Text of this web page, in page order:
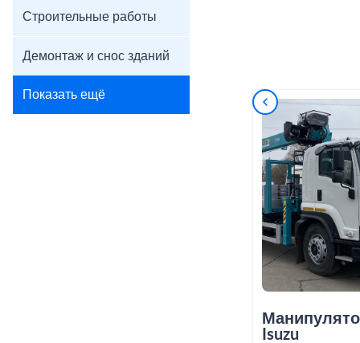
Строительные работы
Демонтаж и снос зданий
Показать ещё
Isuzu